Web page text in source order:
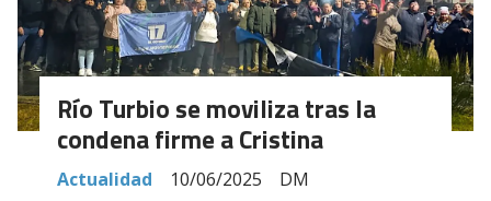
Río Turbio se moviliza tras la
condena firme a Cristina
DM
Actualidad
10/06/2025